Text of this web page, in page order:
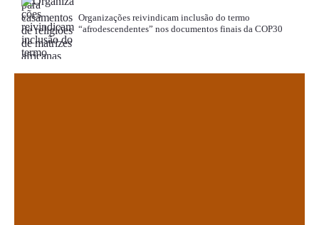
Organizações reivindicam inclusão do termo
“afrodescendentes” nos documentos finais da COP30